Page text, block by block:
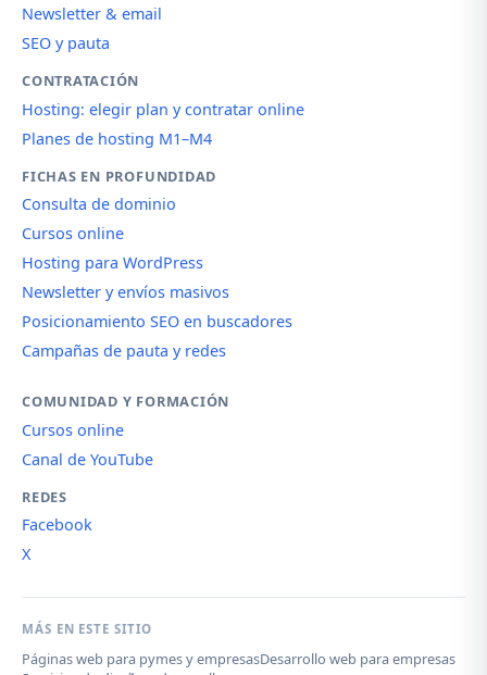
Newsletter & email
SEO y pauta
CONTRATACIÓN
Hosting: elegir plan y contratar online
Planes de hosting M1–M4
FICHAS EN PROFUNDIDAD
Consulta de dominio
Cursos online
Hosting para WordPress
Newsletter y envíos masivos
Posicionamiento SEO en buscadores
Campañas de pauta y redes
COMUNIDAD Y FORMACIÓN
Cursos online
Canal de YouTube
REDES
Facebook
X
MÁS EN ESTE SITIO
Páginas web para pymes y empresasDesarrollo web para empresas